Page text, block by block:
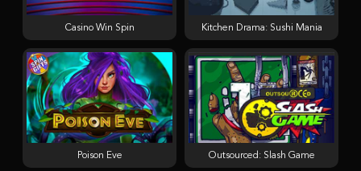
Casino Win Spin
Poison Eve Outsourced: Slash Game
Kitchen Drama: Sushi Mania